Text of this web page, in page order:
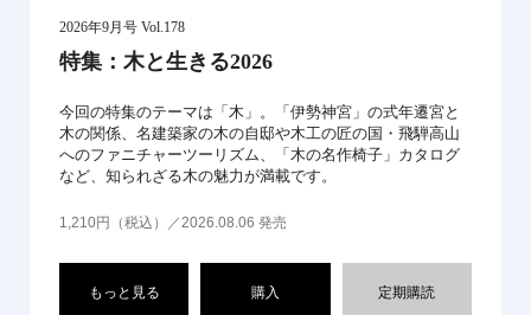
2026年9月号 Vol.178
特集：木と生きる2026
今回の特集のテーマは「木」。「伊勢神宮」の式年遷宮と
木の関係、名建築家の木の自邸や木工の匠の国・飛騨高山
へのファニチャーツーリズム、「木の名作椅子」カタログ
など、知られざる木の魅力が満載です。
1,210円（税込）／2026.08.06 発売
もっと見る 購入 定期購読